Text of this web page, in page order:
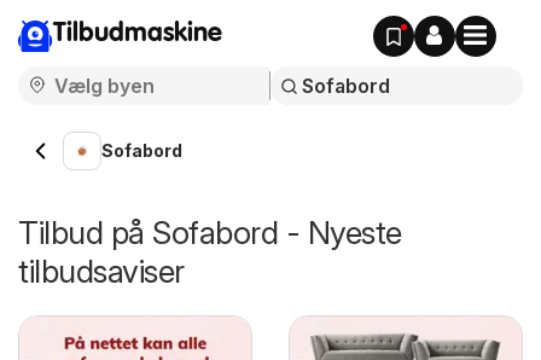
Tilbudmaskine
Sofabord
Tilbud på Sofabord - Nyeste
tilbudsaviser